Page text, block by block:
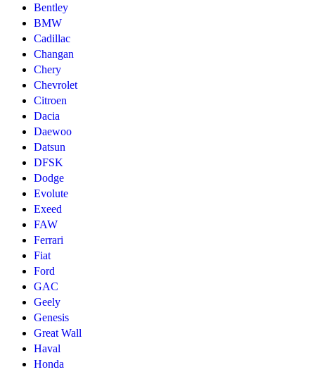
Bentley
BMW
Cadillac
Changan
Chery
Chevrolet
Citroen
Dacia
Daewoo
Datsun
DFSK
Dodge
Evolute
Exeed
FAW
Ferrari
Fiat
Ford
GAC
Geely
Genesis
Great Wall
Haval
Honda